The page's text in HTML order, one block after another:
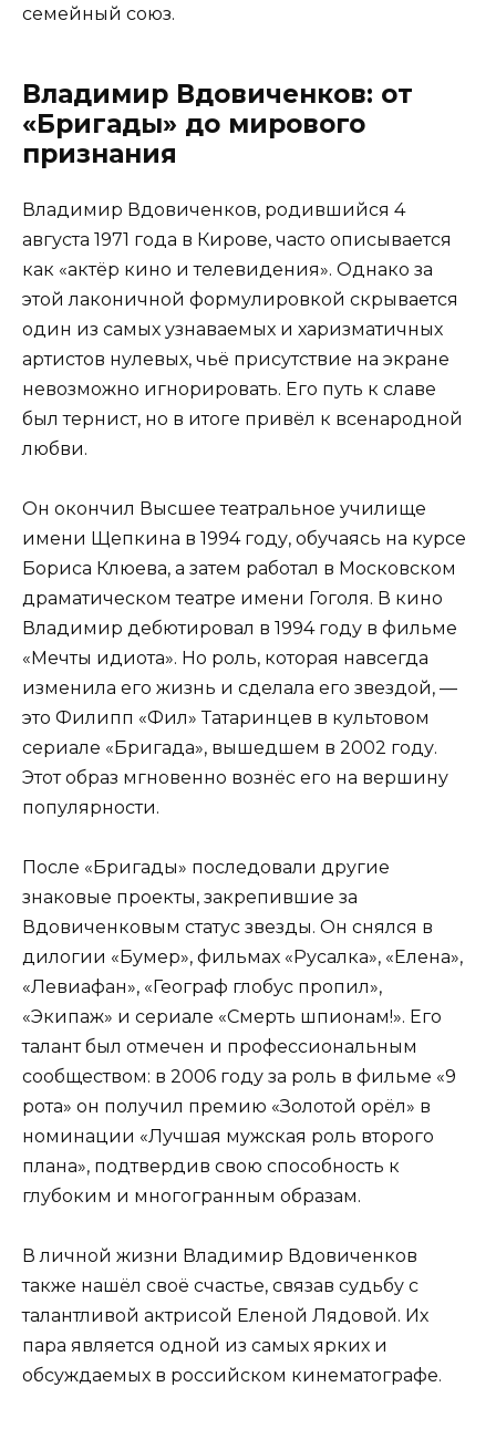
семейный союз.
Владимир Вдовиченков: от
«Бригады» до мирового
признания
Владимир Вдовиченков, родившийся 4
августа 1971 года в Кирове, часто описывается
как «актёр кино и телевидения». Однако за
этой лаконичной формулировкой скрывается
один из самых узнаваемых и харизматичных
артистов нулевых, чьё присутствие на экране
невозможно игнорировать. Его путь к славе
был тернист, но в итоге привёл к всенародной
любви.
Он окончил Высшее театральное училище
имени Щепкина в 1994 году, обучаясь на курсе
Бориса Клюева, а затем работал в Московском
драматическом театре имени Гоголя. В кино
Владимир дебютировал в 1994 году в фильме
«Мечты идиота». Но роль, которая навсегда
изменила его жизнь и сделала его звездой, —
это Филипп «Фил» Татаринцев в культовом
сериале «Бригада», вышедшем в 2002 году.
Этот образ мгновенно вознёс его на вершину
популярности.
После «Бригады» последовали другие
знаковые проекты, закрепившие за
Вдовиченковым статус звезды. Он снялся в
дилогии «Бумер», фильмах «Русалка», «Елена»,
«Левиафан», «Географ глобус пропил»,
«Экипаж» и сериале «Смерть шпионам!». Его
талант был отмечен и профессиональным
сообществом: в 2006 году за роль в фильме «9
рота» он получил премию «Золотой орёл» в
номинации «Лучшая мужская роль второго
плана», подтвердив свою способность к
глубоким и многогранным образам.
В личной жизни Владимир Вдовиченков
также нашёл своё счастье, связав судьбу с
талантливой актрисой Еленой Лядовой. Их
пара является одной из самых ярких и
обсуждаемых в российском кинематографе.